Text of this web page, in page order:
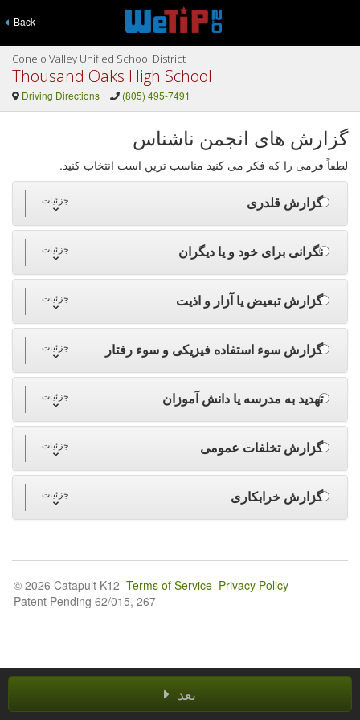
Back
Conejo Valley Unified School District
Thousand Oaks High School
Driving Directions (805) 495-7491
گزارش های انجمن ناشناس
لطفاً فرمی را که فکر می کنید مناسب ترین است انتخاب کنید.
گزارش قلدری جزئیات
نگرانی برای خود و یا دیگران جزئیات
گزارش تبعیض یا آزار و اذیت جزئیات
گزارش سوء استفاده فیزیکی و سوء رفتار جزئیات
تهدید به مدرسه یا دانش آموزان جزئیات
گزارش تخلفات عمومی جزئیات
گزارش خرابکاری جزئیات
بعد
© 2026 Catapult K12 Terms of Service Privacy Policy
Patent Pending 62/015, 267